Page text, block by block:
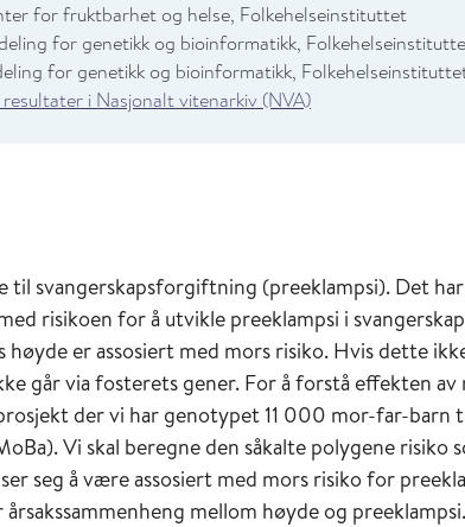
for fruktbarhet og helse, Folkehelseinstituttet
for genetikk og bioinformatikk,
for genetikk og bioinformatikk,
i Nasjonalt vitenarkiv (NVA)
til svangerskapsforgiftning (preeklampsi). Det
risikoen for å utvikle preeklampsi i
er assosiert med mors risiko. Hvis dette
går via fosterets gener. For å forstå effekten av
der vi har genotypet 11 000 mor-far-barn
Vi skal beregne den såkalte polygene risiko
seg å være assosiert med mors risiko for
mellom høyde og